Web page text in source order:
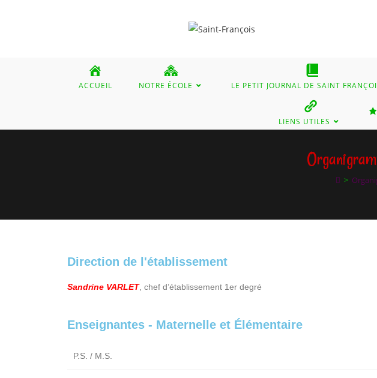
ACCUEIL NOTRE ÉCOLE LE PETIT JOURNAL DE SAINT
LIENS UTILES
>
Direction de l'établissement
Sandrine VARLET, chef d’établissement 1er degré
Enseignantes - Maternelle et Élémentaire
P.S. / M.S.